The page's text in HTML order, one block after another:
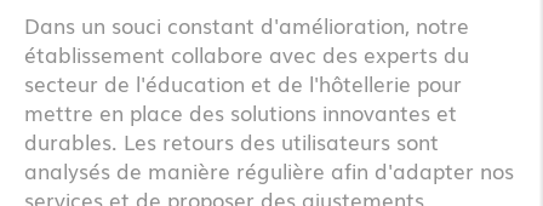
Dans un souci constant d'amélioration, notre
établissement collabore avec des experts du
secteur de l'éducation et de l'hôtellerie pour
mettre en place des solutions innovantes et
durables. Les retours des utilisateurs sont
analysés de manière régulière afin d'adapter nos
services et de proposer des ajustements